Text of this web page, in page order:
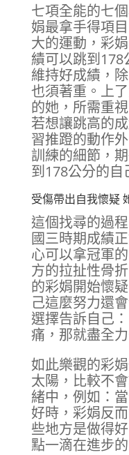
七項全能的七
娟最拿手得項
大的運動，彩
績可以跳到178
維持好成績，
也須著重。上
的她，所需重
若想讓跳高的
習推蹬的動作
訓練的細節，
到178公分的自
受傷帶出自我懷疑
這個找尋的過
國三時期成績
心可以拿冠軍
方的拉扯性骨
的彩娟開始懷
己這麼努力還
選擇告訴自己
痛，那就盡全力
如此樂觀的彩
太陽，比較不
緒中，例如：
好時，彩娟反
些地方是做得
點一滴在進步的